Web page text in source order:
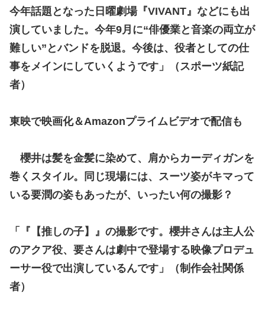
今年話題となった日曜劇場『VIVANT』などにも出
演していました。今年9月に“俳優業と音楽の両立が
難しい”とバンドを脱退。今後は、役者としての仕
事をメインにしていくようです」（スポーツ紙記
者）
東映で映画化＆Amazonプライムビデオで配信も
櫻井は髪を金髪に染めて、肩からカーディガンを
巻くスタイル。同じ現場には、スーツ姿がキマって
いる要潤の姿もあったが、いったい何の撮影？
「『【推しの子】』の撮影です。櫻井さんは主人公
のアクア役、要さんは劇中で登場する映像プロデュ
ーサー役で出演しているんです」（制作会社関係
者）